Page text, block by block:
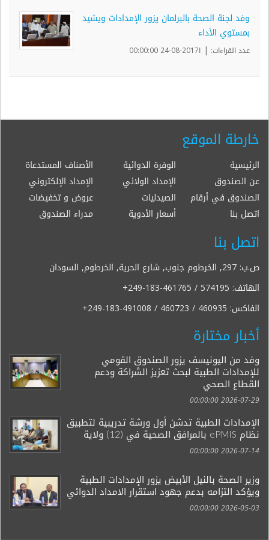
وفد لجنة الصحة بالبرلمان يزور الإمدادات ويشيد
بمستوي الأداء
عدد القراءات: | ا2017-08-24 00:00:00
خارطة الموقع
الرئيسية الوفرة الدوائية
الأصناف المستدعاة
عن الصندوق
الإمداد الولائي
الإمداد الإلكتروني
الصندوق في أرقام
الصيدليات
عروض و تخفيضات
اتصل بنا
أسعار الأدوية مدراء الصندوق
اتصل بنا
ص.ب: 297, الخرطوم جنوب, شارع الحرية, الخرطوم, السودان
الهاتف: +249-183-461765 / 574195
الفاكس: +249-183-491008 / 460723 / 460935
أخبار مختارة
وفد من اليونيسف يزور الصندوق القومي
للإمدادات الطبية لبحث تعزيز الشراكة ودعم
القطاع الصحي
2026-07-29 00:00:00
الإمدادات الطبية تدشن أول ورشة تدريبية لتطبيق
نظام ePMIS بالمرافق الصحية في (12) ولاية
2026-07-14 00:00:00
وزير الصحة بالنيل الأبيض يزور الإمدادات الطبية
ويؤكد التزامه بدعم جهود استقرار الامداد الدوائي
2026-05-03 00:00:00